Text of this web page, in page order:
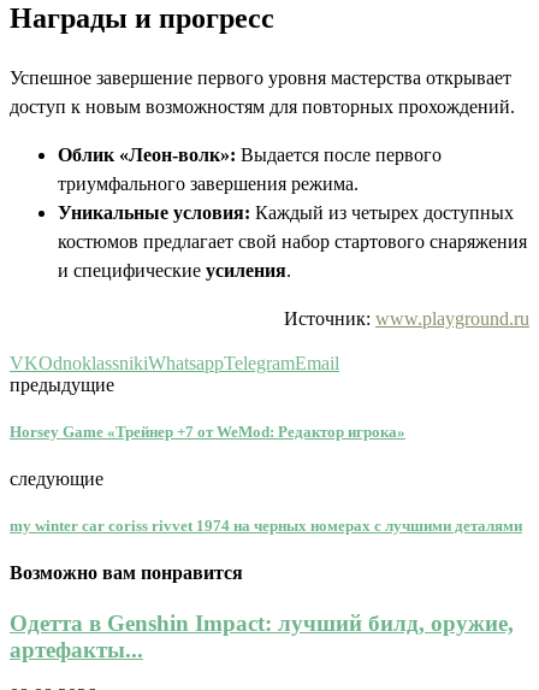
Награды и прогресс
Успешное завершение первого уровня мастерства открывает
доступ к новым возможностям для повторных прохождений.
Облик «Леон-волк»: Выдается после первого
триумфального завершения режима.
Уникальные условия: Каждый из четырех доступных
костюмов предлагает свой набор стартового снаряжения
и специфические усиления.
Источник: www.playground.ru
VKOdnoklassnikiWhatsappTelegramEmail
предыдущие
Horsey Game «Трейнер +7 от WeMod: Редактор игрока»
следующие
my winter car coriss rivvet 1974 на черных номерах с лучшими деталями
Возможно вам понравится
Одетта в Genshin Impact: лучший билд, оружие,
артефакты...